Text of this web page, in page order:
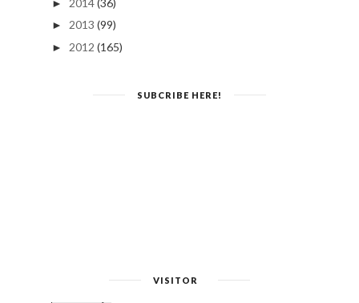
►
► 2013 (99)
► 2012 (165)
SUBCRIBE HERE!
VISITOR